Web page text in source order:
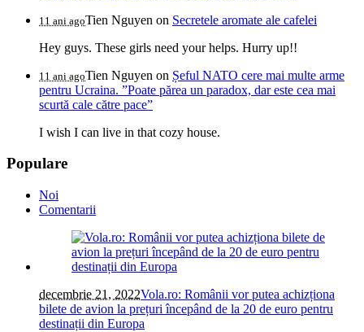
11 ani agoTien Nguyen on Secretele aromate ale cafelei
Hey guys. These girls need your helps. Hurry up!!
11 ani agoTien Nguyen on Șeful NATO cere mai multe arme
pentru Ucraina. ”Poate părea un paradox, dar este cea mai
scurtă cale către pace”
I wish I can live in that cozy house.
Populare
Noi
Comentarii
decembrie 21, 2022Vola.ro: Românii vor putea achizționa
bilete de avion la prețuri începând de la 20 de euro pentru
destinații din Europa